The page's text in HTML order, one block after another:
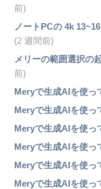
前)
ノートPCの 4k
(2 週間前)
メリーの範囲選択の
前)
Meryで生成AIを使っ
Meryで生成AIを使っ
Meryで生成AIを使っ
Meryで生成AIを使っ
Meryで生成AIを使っ
Meryで生成AIを使っ